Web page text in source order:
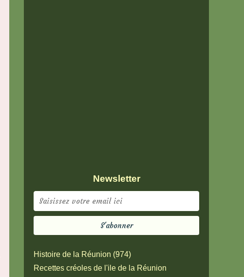
Newsletter
Histoire de la Réunion (974)
Recettes créoles de l'ile de la Réunion